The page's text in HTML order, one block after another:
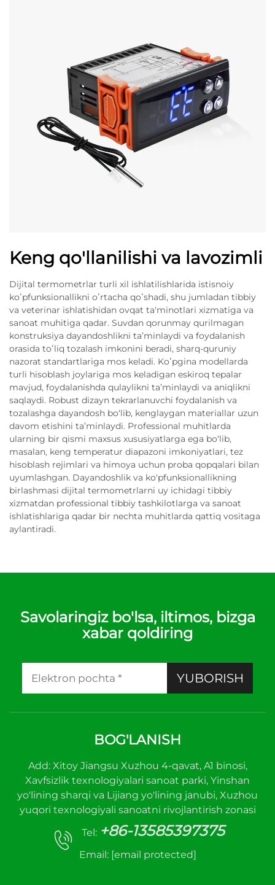
Keng qo'llanilishi va lavozimli
Dijital termometrlar turli xil ishlatilishlarida istisnoiy
koʻpfunksionallikni oʻrtacha qoʻshadi, shu jumladan tibbiy
va veterinar ishlatishidan ovqat ta'minotlari xizmatiga va
sanoat muhitiga qadar. Suvdan qorunmay qurilmagan
konstruksiya dayandoshlikni ta’minlaydi va foydalanish
orasida toʻliq tozalash imkonini beradi, sharq-quruniy
nazorat standartlariga mos keladi. Koʻpgina modellarda
turli hisoblash joylariga mos keladigan eskiroq tepalar
mavjud, foydalanishda qulaylikni ta’minlaydi va aniqlikni
saqlaydi. Robust dizayn tekrarlanuvchi foydalanish va
tozalashga dayandosh bo‘lib, kenglaygan materiallar uzun
davom etishini ta’minlaydi. Professional muhitlarda
ularning bir qismi maxsus xususiyatlarga ega bo‘lib,
masalan, keng temperatur diapazoni imkoniyatlari, tez
hisoblash rejimlari va himoya uchun proba qopqalari bilan
uyumlashgan. Dayandoshlik va ko'pfunksionallikning
birlashmasi dijital termometrlarni uy ichidagi tibbiy
xizmatdan professional tibbiy tashkilotlarga va sanoat
ishlatishlariga qadar bir nechta muhitlarda qattiq vositaga
aylantiradi.
Savolaringiz bo'lsa, iltimos, bizga
xabar qoldiring
YUBORISH
BOG'LANISH
Add: Xitoy Jiangsu Xuzhou 4-qavat, A1 binosi,
Xavfsizlik texnologiyalari sanoat parki, Yinshan
yo'lining sharqi va Lijiang yo'lining janubi, Xuzhou
yuqori texnologiyali sanoatni rivojlantirish zonasi
Tel: +86-13585397375
Email: [email protected]